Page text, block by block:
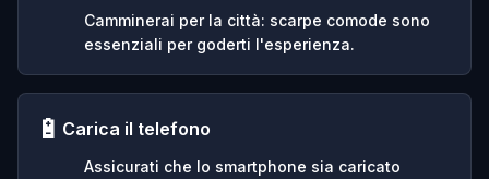
Camminerai per la città: scarpe comode sono
essenziali per goderti l'esperienza.
🔋 Carica il telefono
Assicurati che lo smartphone sia caricato